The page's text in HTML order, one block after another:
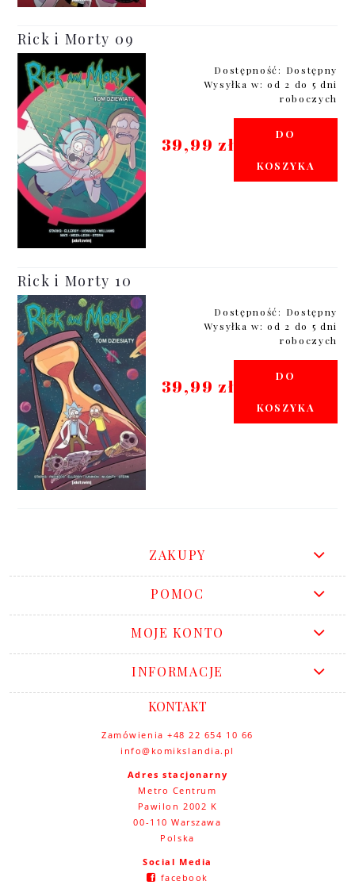
Rick i Morty 09
Dostępność: Dostępny
Wysyłka w: od 2 do 5 dni
roboczych
39,99 zł DO
KOSZYKA
Rick i Morty 10
Dostępność: Dostępny
Wysyłka w: od 2 do 5 dni
roboczych
39,99 zł DO
KOSZYKA
ZAKUPY
POMOC
MOJE KONTO
INFORMACJE
KONTAKT
Zamówienia +48 22 654 10 66
info@komikslandia.pl
Adres stacjonarny
Metro Centrum
Pawilon 2002 K
00-110 Warszawa
Polska
Social Media
facebook